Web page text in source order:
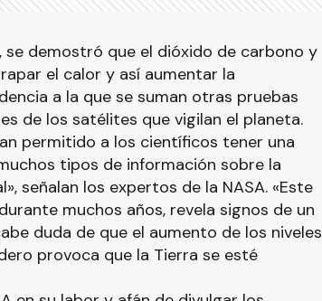
se demostró que el dióxido de carbono y
el calor y así aumentar la
a la que se suman otras pruebas
de los satélites que vigilan el planeta.
permitido a los científicos tener una
tipos de información sobre la
señalan los expertos de la NASA. «Este
muchos años, revela signos de un
duda de que el aumento de los niveles
provoca que la Tierra se esté